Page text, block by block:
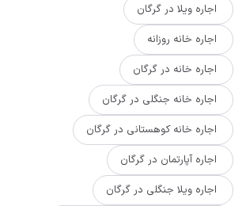
اجاره ویلا در گرگان
اجاره خانه روزانه
اجاره خانه در گرگان
اجاره خانه جنگلی در گرگان
اجاره خانه کوهستانی در گرگان
اجاره آپارتمان در گرگان
اجاره ویلا جنگلی در گرگان